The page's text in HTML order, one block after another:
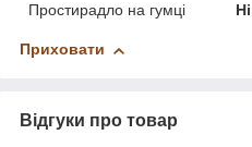
Простирадло на гумці
Ні
Приховати
Відгуки про товар